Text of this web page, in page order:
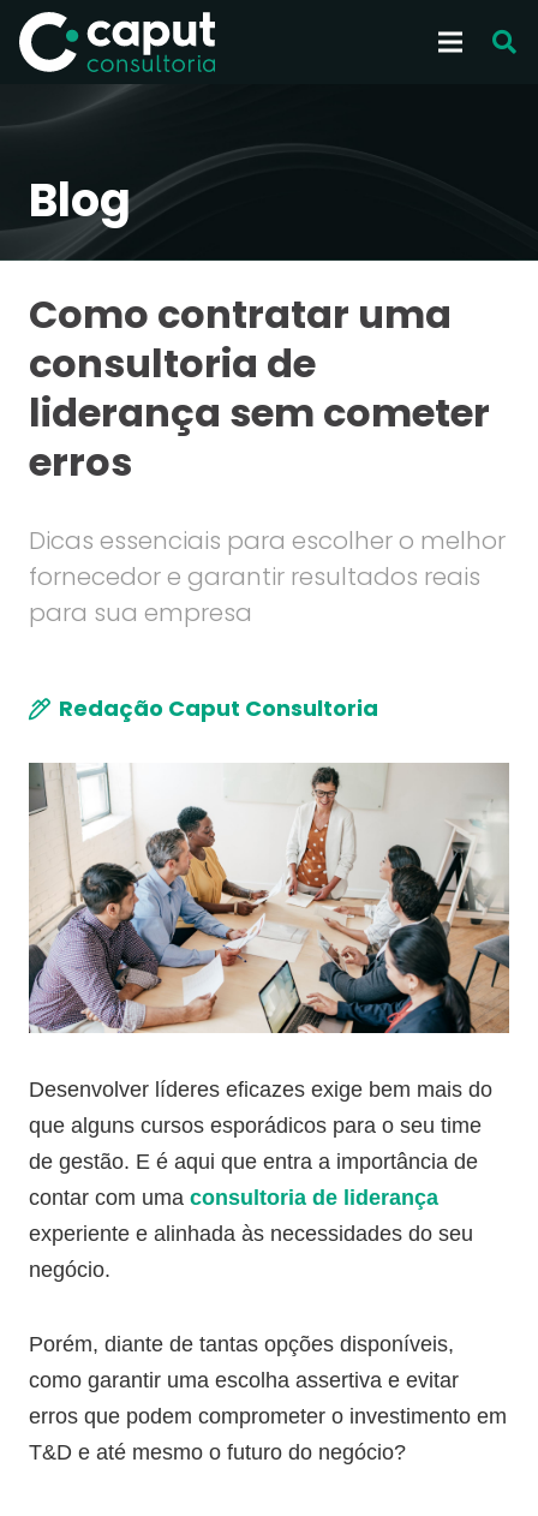
Blog
Como contratar uma
consultoria de
liderança sem cometer
erros
Dicas essenciais para escolher o melhor
fornecedor e garantir resultados reais
para sua empresa
Redação Caput Consultoria
Desenvolver líderes eficazes exige bem mais do
que alguns cursos esporádicos para o seu time
de gestão. E é aqui que entra a importância de
contar com uma consultoria de liderança
experiente e alinhada às necessidades do seu
negócio.
Porém, diante de tantas opções disponíveis,
como garantir uma escolha assertiva e evitar
erros que podem comprometer o investimento em
T&D e até mesmo o futuro do negócio?